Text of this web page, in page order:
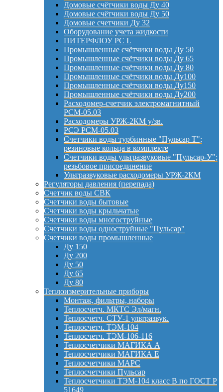
Домовые счётчики воды Ду 40
Домовые счётчики воды Ду 50
Домовые счетчики Ду 32
Оборудование учета жидкости
ПИТЕРФЛОУ РС L
Промышленные счётчики воды Ду 50
Промышленные счётчики воды Ду 65
Промышленные счётчики воды Ду 80
Промышленные счётчики воды Ду100
Промышленные счётчики воды Ду150
Промышленные счётчики воды Ду200
Расходомер-счетчик электромагнитный
РСМ-05.03
Расходомеры УРЖ-2КМ у/зв.
РСЭ РСМ-05.03
Счетчики воды турбинные "Пульсар Т";
резиновые кольца в комплекте
Счетчики воды ультразвуковые "Пульсар-У";
резьбовое присоединение
Ультразвуковые расходомеры УРЖ-2КМ
Регуляторы давления (перепада)
Счетчик воды СВК
Счетчики воды бытовые
Счетчики воды крыльчатые
Счетчики воды многоструйные
Счетчики воды одноструйные "Пульсар"
Счетчики воды промышленные
Ду 150
Ду 200
Ду 50
Ду 65
Ду 80
Теплоизмерительные приборы
Монтаж, фильтры, наборы
Теплосчетч. МКТС Эл/магн.
Теплосчетч. СТУ-1 ультразвук.
Теплосчетч. ТЭМ-104
Теплосчетч. ТЭМ-106-116
Теплосчетчики МАГИКА А
Теплосчетчики МАГИКА Е
Теплосчетчики МАРС
Теплосчетчики Пульсар
Теплосчетчики ТЭМ-104 класс B по ГОСТ Р
51649